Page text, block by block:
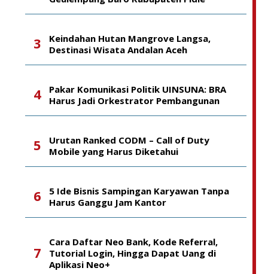
Keindahan Hutan Mangrove Langsa,
Destinasi Wisata Andalan Aceh
Pakar Komunikasi Politik UINSUNA: BRA
Harus Jadi Orkestrator Pembangunan
Urutan Ranked CODM – Call of Duty
Mobile yang Harus Diketahui
5 Ide Bisnis Sampingan Karyawan Tanpa
Harus Ganggu Jam Kantor
Cara Daftar Neo Bank, Kode Referral,
Tutorial Login, Hingga Dapat Uang di
Aplikasi Neo+